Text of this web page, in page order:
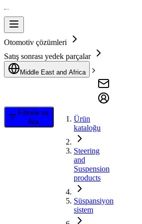
Otomotiv çözümleri
Satış sonrası yedek parçalar
Middle East and Africa
Filtrele ve
Ara
Ürün
kataloğu
Steering
and
Suspension
products
Süspansiyon
sistem